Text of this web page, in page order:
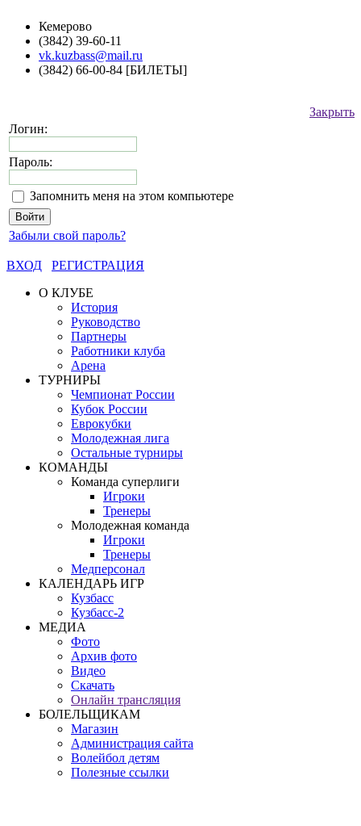
Кемерово
(3842) 39-60-11
vk.kuzbass@mail.ru
(3842) 66-00-84 [БИЛЕТЫ]
Закрыть
Логин:
Пароль:
Запомнить меня на этом компьютере
Забыли свой пароль?
ВХОД
РЕГИСТРАЦИЯ
О КЛУБЕ
История
Руководство
Партнеры
Работники клуба
Арена
ТУРНИРЫ
Чемпионат России
Кубок России
Еврокубки
Молодежная лига
Остальные турниры
КОМАНДЫ
Команда суперлиги
Игроки
Тренеры
Молодежная команда
Игроки
Тренеры
Медперсонал
КАЛЕНДАРЬ ИГР
Кузбасс
Кузбасс-2
МЕДИА
Фото
Архив фото
Видео
Скачать
Онлайн трансляция
БОЛЕЛЬЩИКАМ
Магазин
Администрация сайта
Волейбол детям
Полезные ссылки